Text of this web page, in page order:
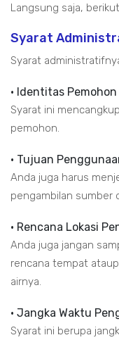
Langsung saja,
Syarat
Syarat
• Identitas Pemohon
Syarat ini
pemohon.
• Tujuan
Anda juga harus
pengambilan sumber
• Rencana Lokasi
Anda juga jangan
rencana tempat
airnya.
• Jangka Waktu
Syarat ini berupa